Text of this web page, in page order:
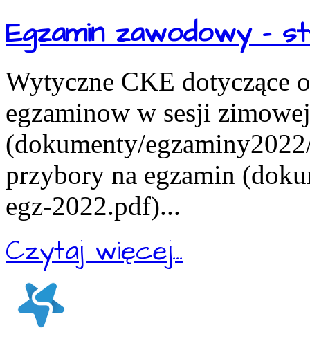
Egzamin zawodowy -
Wytyczne CKE dotyczące
egzaminow w sesji
(dokumenty/
przybory na egzamin
egz-2022.pdf)...
Czytaj więcej...